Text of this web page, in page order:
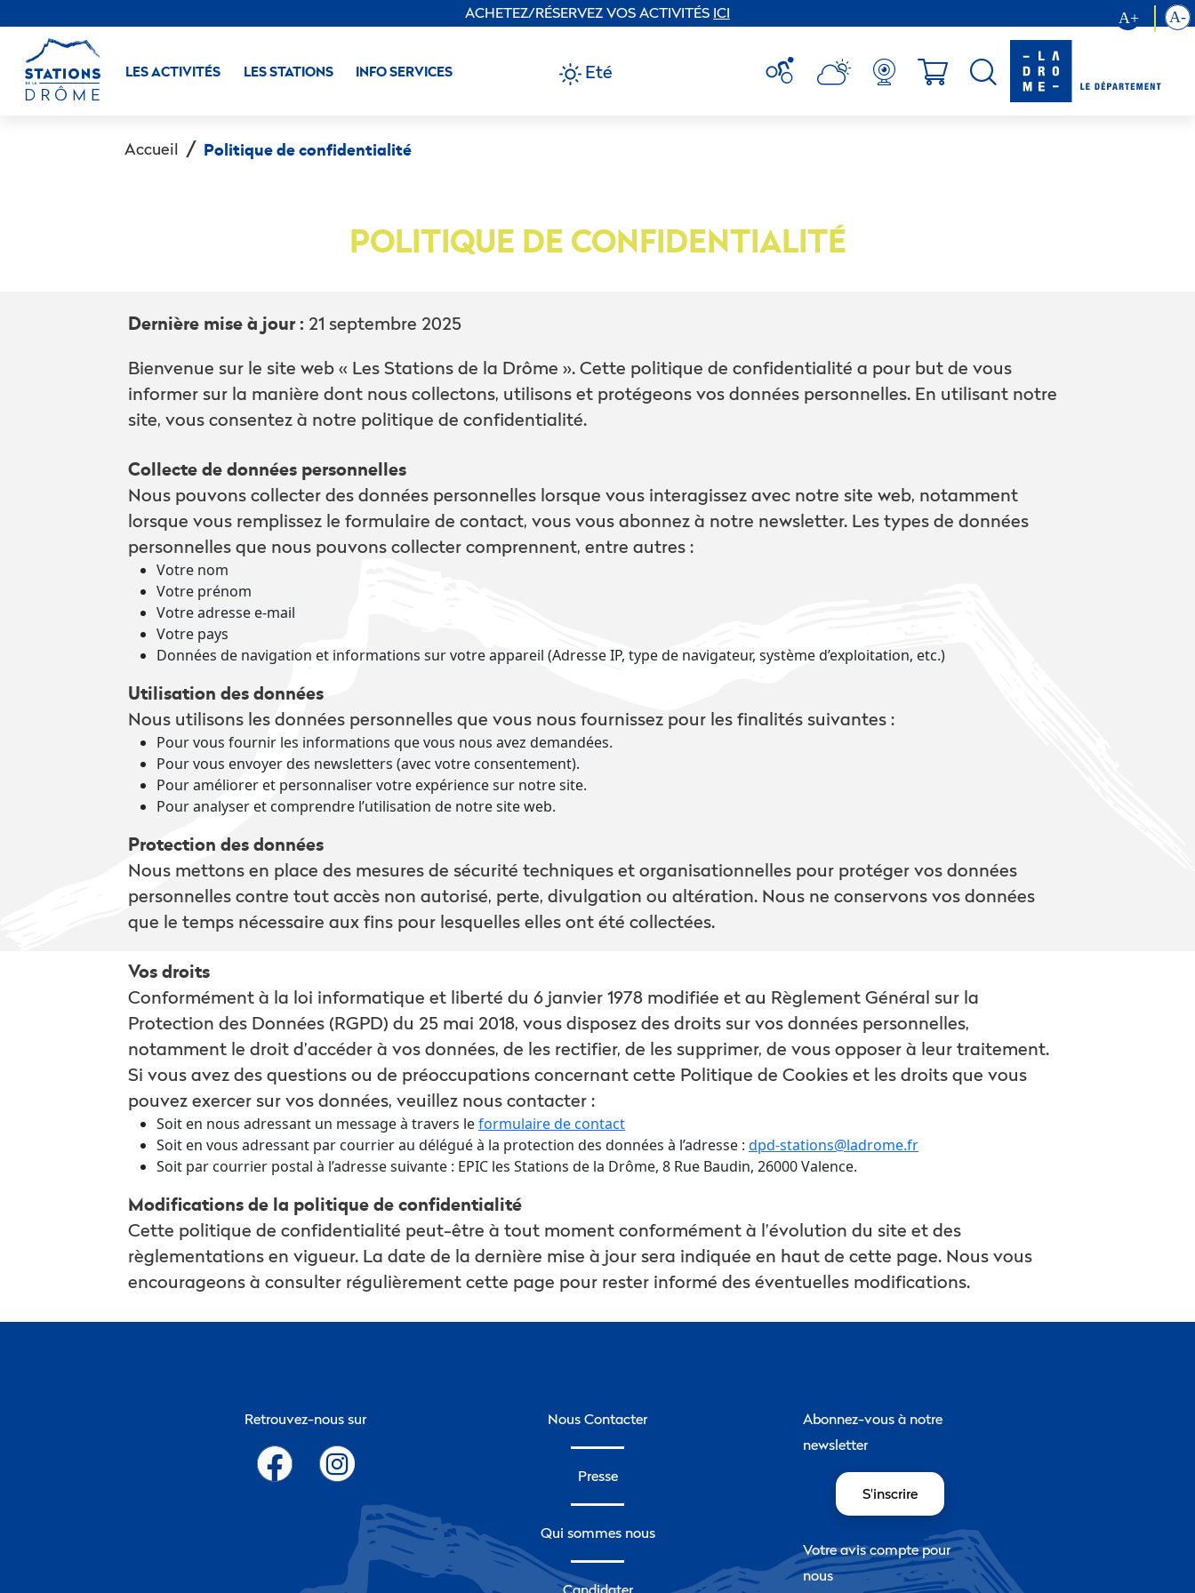
ACHETEZ/RÉSERVEZ VOS ACTIVITÉS ICI
LES ACTIVITÉS LES STATIONS INFO SERVICES Eté
Accueil Politique de confidentialité
POLITIQUE DE CONFIDENTIALITÉ
Dernière mise à jour : 21 septembre 2025
Bienvenue sur le site web « Les Stations de la Drôme ». Cette politique de confidentialité a pour but de vous
informer sur la manière dont nous collectons, utilisons et protégeons vos données personnelles. En utilisant notre
site, vous consentez à notre politique de confidentialité.
Collecte de données personnelles
Nous pouvons collecter des données personnelles lorsque vous interagissez avec notre site web, notamment
lorsque vous remplissez le formulaire de contact, vous vous abonnez à notre newsletter. Les types de données
personnelles que nous pouvons collecter comprennent, entre autres :
Votre nom
Votre prénom
Votre adresse e-mail
Votre pays
Données de navigation et informations sur votre appareil (Adresse IP, type de navigateur, système d’exploitation, etc.)
Utilisation des données
Nous utilisons les données personnelles que vous nous fournissez pour les finalités suivantes :
Pour vous fournir les informations que vous nous avez demandées.
Pour vous envoyer des newsletters (avec votre consentement).
Pour améliorer et personnaliser votre expérience sur notre site.
Pour analyser et comprendre l’utilisation de notre site web.
Protection des données
Nous mettons en place des mesures de sécurité techniques et organisationnelles pour protéger vos données
personnelles contre tout accès non autorisé, perte, divulgation ou altération. Nous ne conservons vos données
que le temps nécessaire aux fins pour lesquelles elles ont été collectées.
Vos droits
Conformément à la loi informatique et liberté du 6 janvier 1978 modifiée et au Règlement Général sur la
Protection des Données (RGPD) du 25 mai 2018, vous disposez des droits sur vos données personnelles,
notamment le droit d’accéder à vos données, de les rectifier, de les supprimer, de vous opposer à leur traitement.
Si vous avez des questions ou de préoccupations concernant cette Politique de Cookies et les droits que vous
pouvez exercer sur vos données, veuillez nous contacter :
Soit en nous adressant un message à travers leformulaire de contact
Soit en vous adressant par courrier au délégué à la protection des données à l’adresse : dpd-stations@ladrome.fr
Soit par courrier postal à l’adresse suivante : EPIC les Stations de la Drôme, 8 Rue Baudin, 26000 Valence.
Modifications de la politique de confidentialité
Cette politique de confidentialité peut-être à tout moment conformément à l’évolution du site et des
règlementations en vigueur. La date de la dernière mise à jour sera indiquée en haut de cette page. Nous vous
encourageons à consulter régulièrement cette page pour rester informé des éventuelles modifications.
Retrouvez-nous sur Nous Contacter
Presse
Qui sommes nous
Abonnez-vous à notre
newsletter
S'inscrire
Votre avis compte pour
nous